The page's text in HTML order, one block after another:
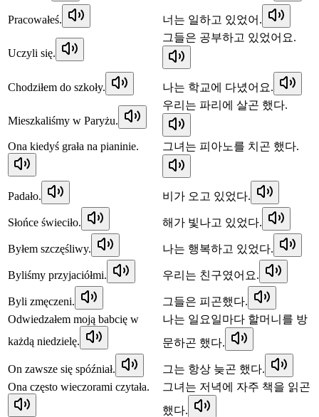
Pracowałeś. 너는 일하고 있었어.
Uczyli się.
그들은 공부하고 있었어요.
Chodziłem do szkoły. 나는 학교에 다녔어요.
Mieszkaliśmy w Paryżu.
우리는 파리에 살곤 했다.
Ona kiedyś grała na pianinie. 그녀는 피아노를 치곤 했다.
Padało. 비가 오고 있었다.
Słońce świeciło. 해가 빛나고 있었다.
Byłem szczęśliwy. 나는 행복하고 있었다.
Byliśmy przyjaciółmi. 우리는 친구였어요.
Byli zmęczeni.
그들은 피곤했다.
Odwiedzałem moją babcię w
każdą niedzielę.
나는 일요일마다 할머니를 방
문하곤 했다.
On zawsze się spóźniał.
그는 항상 늦곤 했다.
Ona często wieczorami czytała.
그녀는 저녁에 자주 책을 읽곤
했다.